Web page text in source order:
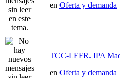
en Oferta y demanda
TCC-LEFR. IPA
en Oferta y demanda